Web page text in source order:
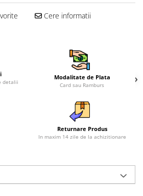
Cere informatii
detalii
Modalitate de Plata
Card sau Ramburs
Returnare Produs
In maxim 14 zile de la achizitionare